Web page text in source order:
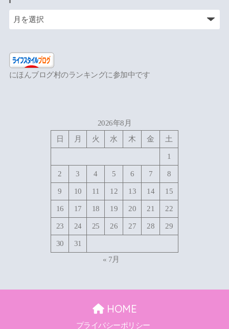
にほんブログ村のランキングに参加中です
2026年8月
日
月 火 水 木 金 土
1
2 3 4 5 6 7 8
9 10 11 12 13 14 15
16 17 18 19 20 21 22
23 24 25 26 27 28 29
30
31
« 7月
HOME
プライバシーポリシー